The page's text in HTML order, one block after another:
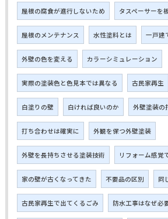
屋根の腐食が進行しないため タスペーサーを
屋根のメンテナンス 水性塗料とは 一戸建
外壁の色を変える カラーシミュレーション
実際の塗装色と色見本では異なる 古民家再生
白塗りの壁 白ければ良いのか 外壁塗装の
打ち合わせは確実に 外観を保つ外壁塗装
外壁を長持ちさせる塗装技術 リフォーム感覚
家の壁が古くなってきた 不要品の区別 同
古民家再生で出てくるごみ 防水工事はなぜ必